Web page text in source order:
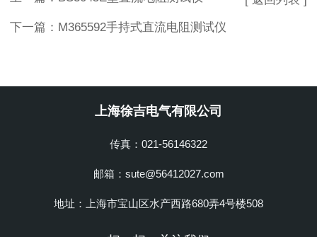
下一篇： M365592手持式直流电阻测试仪
上海徐吉电气有限公司
传真：021-56146322
邮箱：sute@56412027.com
地址：上海市宝山区水产西路680弄4号楼508